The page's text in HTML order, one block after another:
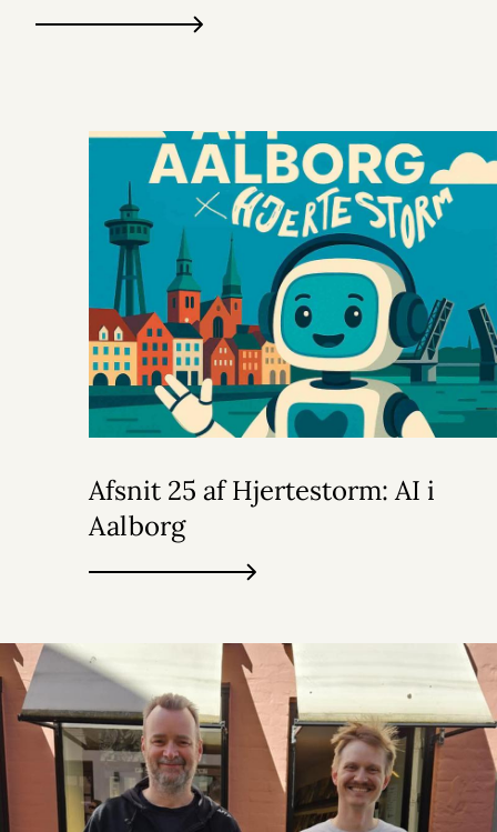
Afsnit 25 af Hjertestorm: AI i
Aalborg